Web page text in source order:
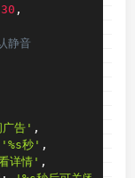
30 ,
静音
广告' ,
'%s秒' ,
详情' ,